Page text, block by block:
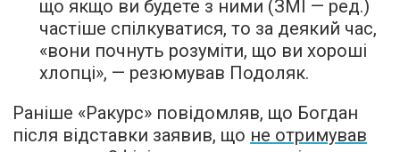
що якщо ви будете з ними (ЗМІ — ред.)
частіше спілкуватися, то за деякий час,
«вони почнуть розуміти, що ви хороші
хлопці», — резюмував Подоляк.
Раніше «Ракурс» повідомляв, що Богдан
після відставки заявив, що не отримував